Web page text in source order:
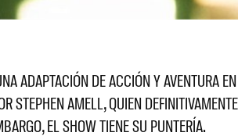
ADAPTACIÓN DE ACCIÓN Y AVENTURA
STEPHEN AMELL, QUIEN
EL SHOW TIENE SU PUNTERÍA.